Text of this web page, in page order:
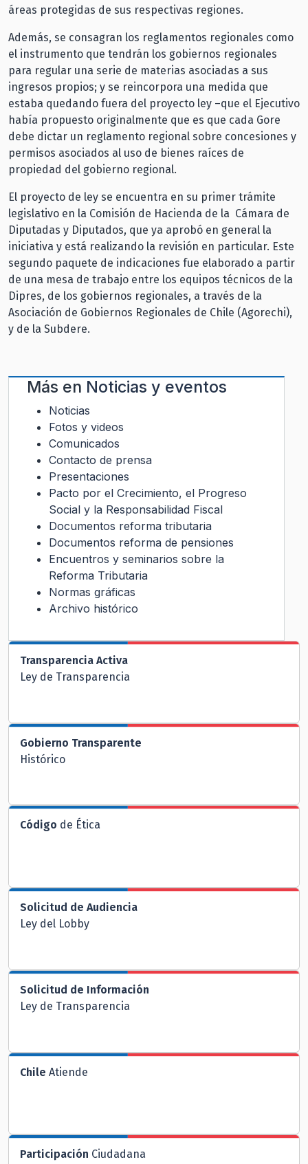
áreas protegidas de sus respectivas regiones.
Además, se consagran los reglamentos regionales como
el instrumento que tendrán los gobiernos regionales
para regular una serie de materias asociadas a sus
ingresos propios; y se reincorpora una medida que
estaba quedando fuera del proyecto ley –que el Ejecutivo
había propuesto originalmente que es que cada Gore
debe dictar un reglamento regional sobre concesiones y
permisos asociados al uso de bienes raíces de
propiedad del gobierno regional.
El proyecto de ley se encuentra en su primer trámite
legislativo en la Comisión de Hacienda de la Cámara de
Diputadas y Diputados, que ya aprobó en general la
iniciativa y está realizando la revisión en particular. Este
segundo paquete de indicaciones fue elaborado a partir
de una mesa de trabajo entre los equipos técnicos de la
Dipres, de los gobiernos regionales, a través de la
Asociación de Gobiernos Regionales de Chile (Agorechi),
y de la Subdere.
Más en Noticias y eventos
Noticias
Fotos y videos
Comunicados
Contacto de prensa
Presentaciones
Pacto por el Crecimiento, el Progreso
Social y la Responsabilidad Fiscal
Documentos reforma tributaria
Documentos reforma de pensiones
Encuentros y seminarios sobre la
Reforma Tributaria
Normas gráficas
Archivo histórico
Transparencia Activa
Ley de Transparencia
Gobierno Transparente
Histórico
Código de Ética
Solicitud de Audiencia
Ley del Lobby
Solicitud de Información
Ley de Transparencia
Chile Atiende
Participación Ciudadana